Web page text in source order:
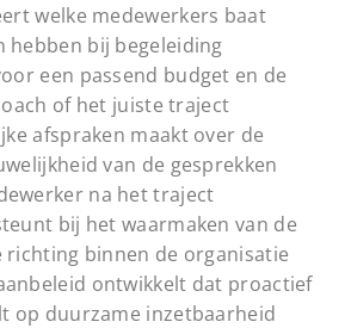
welke medewerkers baat
hebben bij begeleiding
een passend budget en de
of het juiste traject
afspraken maakt over de
van de gesprekken
na het traject
bij het waarmaken van de
richting binnen de organisatie
ontwikkelt dat proactief
op duurzame inzetbaarheid